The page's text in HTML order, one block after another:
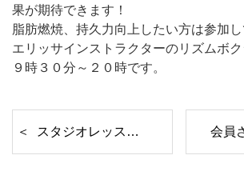
果が期待できます！
脂肪燃焼、持久力向上したい方は参加
エリッサインストラクターのリズムボク
９時３０分～２０時です。
スタジオレッスン紹⑪